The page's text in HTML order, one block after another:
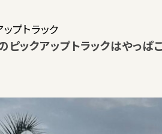
ップトラック
ピックアップトラックはやっぱ